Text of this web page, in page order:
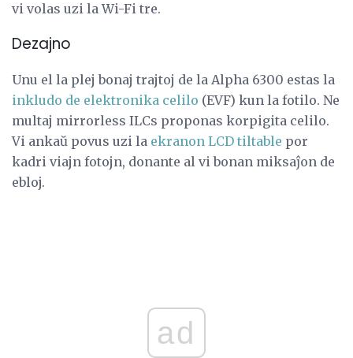
vi volas uzi la Wi-Fi tre.
Dezajno
Unu el la plej bonaj trajtoj de la Alpha 6300 estas la
inkludo de elektronika celilo (EVF) kun la fotilo. Ne
multaj mirrorless ILCs proponas korpigita celilo.
Vi ankaŭ povus uzi la ekranon LCD tiltable por
kadri viajn fotojn, donante al vi bonan miksaĵon de
ebloj.
ad